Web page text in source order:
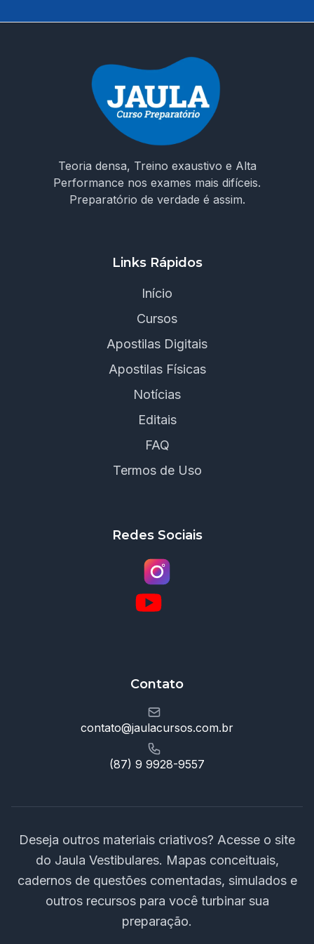
Teoria densa, Treino exaustivo e Alta
Performance nos exames mais difíceis.
Preparatório de verdade é assim.
Links Rápidos
Início
Cursos
Apostilas Digitais
Apostilas Físicas
Notícias
Editais
FAQ
Termos de Uso
Redes Sociais
Contato
contato@jaulacursos.com.br
(87) 9 9928-9557
Deseja outros materiais criativos? Acesse o site
do Jaula Vestibulares. Mapas conceituais,
cadernos de questões comentadas, simulados e
outros recursos para você turbinar sua
preparação.